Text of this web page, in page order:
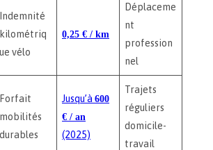
Indemnité
kilométriq
ue vélo
0,25 € / km
Déplaceme
nt
profession
nel
Forfait
mobilités
durables
Jusqu’à 600
€ / an
(2025)
Trajets
réguliers
domicile-
travail